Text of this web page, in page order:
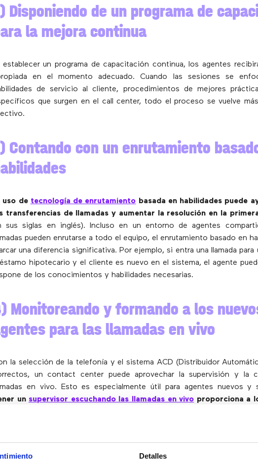
Detalles
Disponiendo de un programa de
la mejora continua
establecer un programa de capacitación continua, los agentes
en el momento adecuado. Cuando las sesiones se
de servicio al cliente, procedimientos de mejores
que surgen en el call center, todo el proceso se vuelve
Contando con un enrutamiento
uso de tecnología de enrutamiento basada en habilidades puede
transferencias de llamadas y aumentar la resolución en la
sus siglas en inglés). Incluso en un entorno de agentes
pueden enrutarse a todo el equipo, el enrutamiento basado en
una diferencia significativa. Por ejemplo, si entra una llamada para
hipotecario y el cliente es nuevo en el sistema, el agente
de los conocimientos y habilidades necesarias.
Monitoreando y formando a los
para las llamadas en vivo
la selección de la telefonía y el sistema ACD (Distribuidor
un contact center puede aprovechar la supervisión y la
en vivo. Esto es especialmente útil para agentes nuevos y
un supervisor escuchando las llamadas en vivo proporciona a
Proporcionando un chat entre agentes